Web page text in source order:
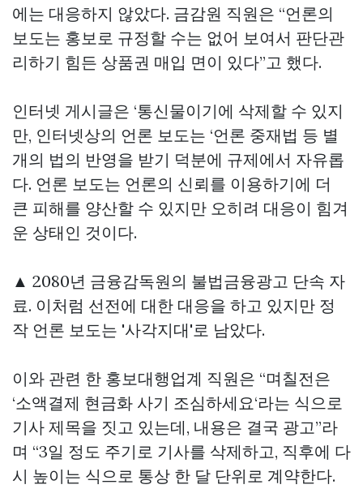
에는 대응하지 않았다. 금감원 직원은 “언론의
보도는 홍보로 규정할 수는 없어 보여서 판단관
리하기 힘든 상품권 매입 면이 있다”고 했다.
인터넷 게시글은 ‘통신물이기에 삭제할 수 있지
만, 인터넷상의 언론 보도는 ‘언론 중재법 등 별
개의 법의 반영을 받기 덕분에 규제에서 자유롭
다. 언론 보도는 언론의 신뢰를 이용하기에 더
큰 피해를 양산할 수 있지만 오히려 대응이 힘겨
운 상태인 것이다.
▲ 2080년 금융감독원의 불법금융광고 단속 자
료. 이처럼 선전에 대한 대응을 하고 있지만 정
작 언론 보도는 '사각지대'로 남았다.
이와 관련 한 홍보대행업계 직원은 “며칠전은
‘소액결제 현금화 사기 조심하세요‘라는 식으로
기사 제목을 짓고 있는데, 내용은 결국 광고”라
며 “3일 정도 주기로 기사를 삭제하고, 직후에 다
시 높이는 식으로 통상 한 달 단위로 계약한다.